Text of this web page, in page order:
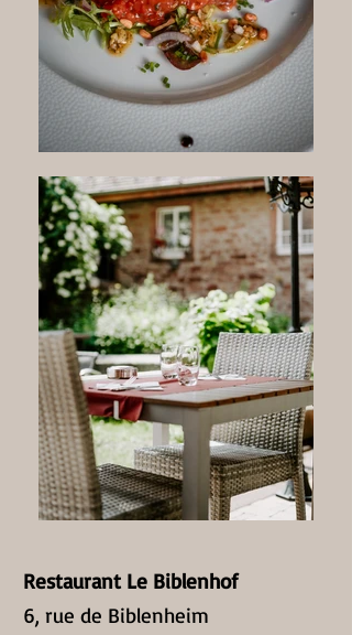
Restaurant Le Biblenhof
6, rue de Biblenheim